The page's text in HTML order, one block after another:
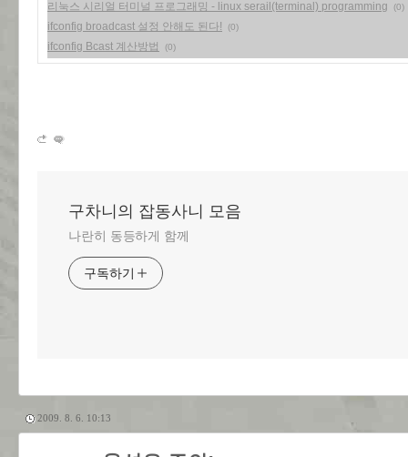
리눅스 시리얼 터미널 프로그래밍 - linux serail(terminal) programming
(0)
ifconfig broadcast 설정 안해도 된다! (0)
ifconfig Bcast 계산방법 (0)
구차니의 잡동사니 모음
나란히 동등하게 함께
구독하기
2009. 8. 6. 10:13